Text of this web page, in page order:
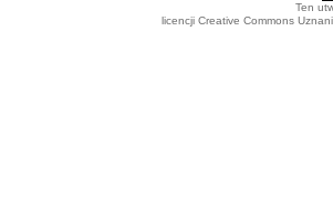
Ten
licencji Creative Commons